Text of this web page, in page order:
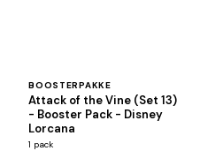
BOOSTERPAKKE
Attack of the Vine (Set 13)
- Booster Pack - Disney
Lorcana
1 pack